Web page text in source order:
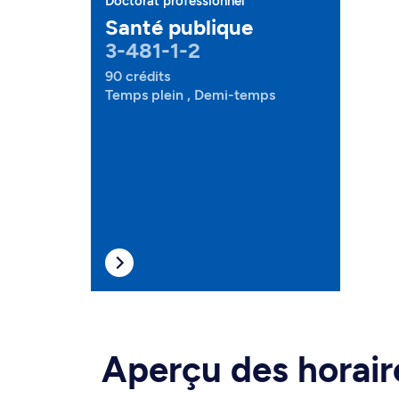
Santé publique
3-481-1-2
90 crédits
Temps plein , Demi-temps
Aperçu des